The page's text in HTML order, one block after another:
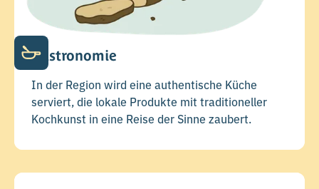
Gastronomie
In der Region wird eine authentische Küche
serviert, die lokale Produkte mit traditioneller
Kochkunst in eine Reise der Sinne zaubert.